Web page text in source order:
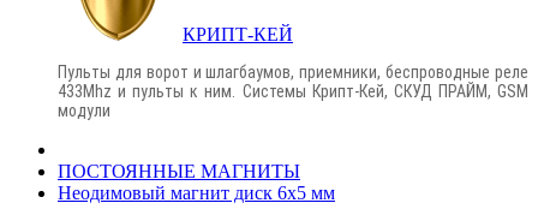
КРИПТ-КЕЙ
Пульты для ворот и шлагбаумов, приемники, беспроводные реле
433Mhz и пульты к ним. Системы Крипт-Кей, СКУД ПРАЙМ, GSM
модули
ПОСТОЯННЫЕ МАГНИТЫ
Неодимовый магнит диск 6х5 мм